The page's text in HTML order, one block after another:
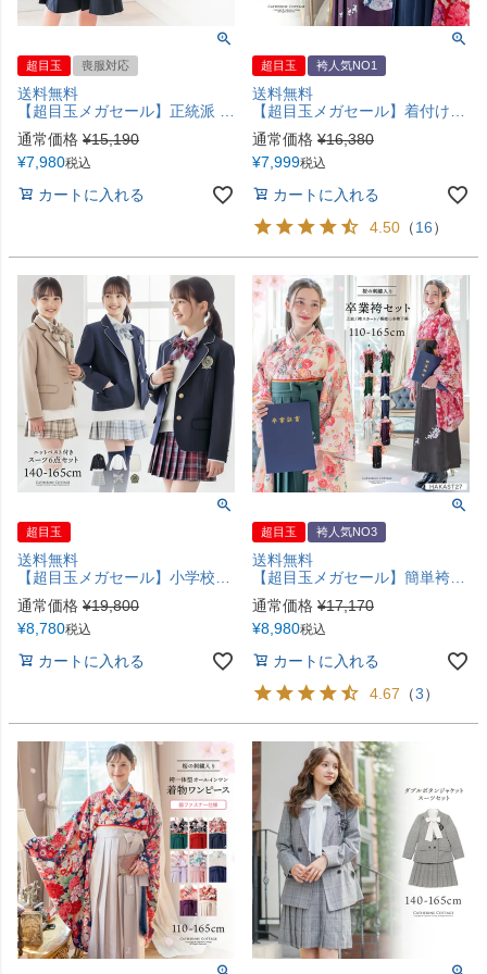
超目玉 喪服対応
送料無料
【超目玉メガセール】正統派 長袖ブラウス付濃紺アンサンブル フォーマル スーツ 小学校女の子スーツ TAK
通常価格 ¥15,190
¥7,980税込
カートに入れる
超目玉 袴人気NO1
送料無料
【超目玉メガセール】着付け簡単袴セット 小学校 卒業式 卒園式 年長袴 保育園 幼稚園 女の子 着付け簡単袴セット 刺繍入り 京都絵師描き下ろし本格柄 和装 着物 七五三 TAK [在庫限り]
通常価格 ¥16,380
¥7,999税込
カートに入れる
4.50 （16）
超目玉
送料無料
【超目玉メガセール】小学校卒業式 女の子卒服 ニットベスト付きミニ丈テーラードスーツ 6点セット【ジャケット／白ブラウス／スカート／白ベスト／リボン／ワッペンブローチ】チェック柄 プリーツスカート 女子スーツ 赤 水色 ベージュ 韓国風 キャサリンコテージ TAK
通常価格 ¥19,800
¥8,780税込
カートに入れる
超目玉 袴人気NO3
送料無料
【超目玉メガセール】簡単袴セット 京都絵師描き下ろし新柄 2025年3月卒業 着付け かんたん袴 袴セット 小学校 卒業式 卒園式 女の子 袴 保育園 年長袴 簡単着付け 刺繍入り 和装 着物 七五三 [再入荷なし・在庫限り] キャサリンコテージ TAK [在庫限り]
通常価格 ¥17,170
¥8,980税込
カートに入れる
4.67 （3）